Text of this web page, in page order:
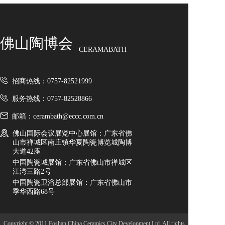
佛山陶博会 CERAMABATH
招商热线：0757-82521999
服务热线：0757-82528866
邮箱：cerambath@eccc.com.cn
佛山国际会议展览中心展馆：广东省佛
山市禅城区南庄镇华夏陶瓷博览城陶博
大道42座
中国陶瓷城展馆：广东省佛山市禅城区
江湾三路2号
中国陶瓷卫浴总部展馆：广东省佛山市
季华西路68号
Copyright © 2011 Foshan China Ceramics City Development Ltd. All rights